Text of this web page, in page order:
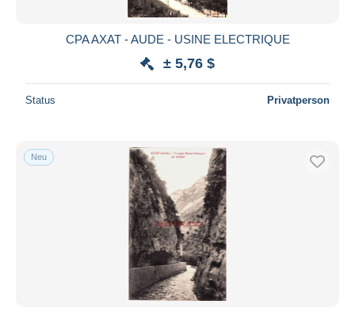
CPA AXAT - AUDE - USINE ELECTRIQUE
± 5,76 $
Status Privatperson
Neu